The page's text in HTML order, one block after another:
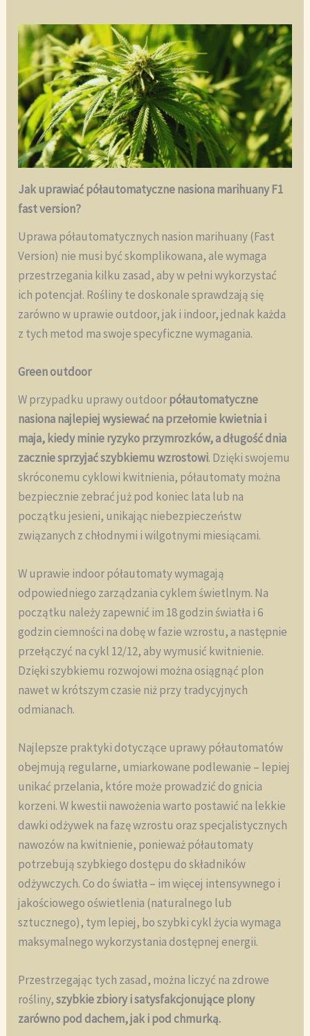
Jak uprawiać półautomatyczne nasiona marihuany F1
fast version?
Uprawa półautomatycznych nasion marihuany (Fast
Version) nie musi być skomplikowana, ale wymaga
przestrzegania kilku zasad, aby w pełni wykorzystać
ich potencjał. Rośliny te doskonale sprawdzają się
zarówno w uprawie outdoor, jak i indoor, jednak każda
z tych metod ma swoje specyficzne wymagania.
Green outdoor
W przypadku uprawy outdoorpółautomatyczne
nasiona najlepiej wysiewać na przełomie kwietnia i
maja, kiedy minie ryzyko przymrozków, a długość dnia
zacznie sprzyjać szybkiemu wzrostowi. Dzięki swojemu
skróconemu cyklowi kwitnienia, półautomaty można
bezpiecznie zebrać już pod koniec lata lub na
początku jesieni, unikając niebezpieczeństw
związanych z chłodnymi i wilgotnymi miesiącami.
W uprawie indoor półautomaty wymagają
odpowiedniego zarządzania cyklem świetlnym. Na
początku należy zapewnić im 18 godzin światła i 6
godzin ciemności na dobę w fazie wzrostu, a następnie
przełączyć na cykl 12/12, aby wymusić kwitnienie.
Dzięki szybkiemu rozwojowi można osiągnąć plon
nawet w krótszym czasie niż przy tradycyjnych
odmianach.
Najlepsze praktyki dotyczące uprawy półautomatów
obejmują regularne, umiarkowane podlewanie – lepiej
unikać przelania, które może prowadzić do gnicia
korzeni. W kwestii nawożenia warto postawić na lekkie
dawki odżywek na fazę wzrostu oraz specjalistycznych
nawozów na kwitnienie, ponieważ półautomaty
potrzebują szybkiego dostępu do składników
odżywczych. Co do światła – im więcej intensywnego i
jakościowego oświetlenia (naturalnego lub
sztucznego), tym lepiej, bo szybki cykl życia wymaga
maksymalnego wykorzystania dostępnej energii.
Przestrzegając tych zasad, można liczyć na zdrowe
rośliny,szybkie zbiory i satysfakcjonujące plony
zarówno pod dachem, jak i pod chmurką.